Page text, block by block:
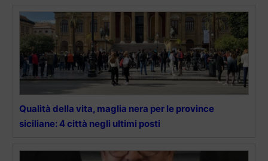
Qualità della vita, maglia nera per le province
siciliane: 4 città negli ultimi posti